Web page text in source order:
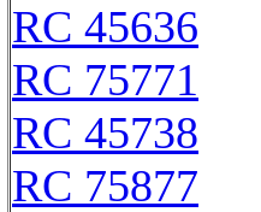
RC 45636
RC 75771
RC 45738
RC 75877